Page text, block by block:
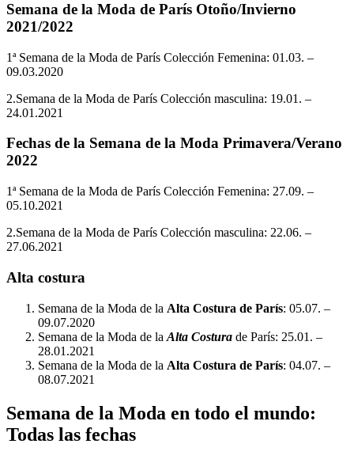
Semana de la Moda de París Otoño/Invierno
2021/2022
1ª Semana de la Moda de París Colección Femenina: 01.03. –
09.03.2020
2.Semana de la Moda de París Colección masculina: 19.01. –
24.01.2021
Fechas de la Semana de la Moda Primavera/Verano
2022
1ª Semana de la Moda de París Colección Femenina: 27.09. –
05.10.2021
2.Semana de la Moda de París Colección masculina: 22.06. –
27.06.2021
Alta costura
Semana de la Moda de la Alta Costura de París: 05.07. –
09.07.2020
Semana de la Moda de la Alta Costura de París: 25.01. –
28.01.2021
Semana de la Moda de la Alta Costura de París: 04.07. –
08.07.2021
Semana de la Moda en todo el mundo:
Todas las fechas